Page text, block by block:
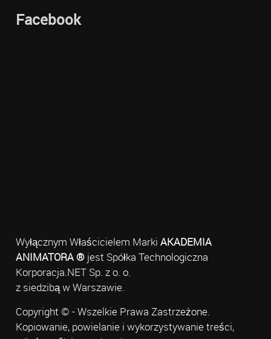
Facebook
Wyłącznym Właścicielem Marki AKADEMIA
ANIMATORA ®jest Spółka Technologiczna
Korporacja.NET Sp. z o. o.
z siedzibą w Warszawie.
Copyright © - Wszelkie Prawa Zastrzeżone.
Kopiowanie, powielanie i wykorzystywanie treści,